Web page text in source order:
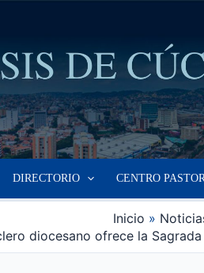
DIRECTORIO CENTRO
Inicio
diocesano ofrece la